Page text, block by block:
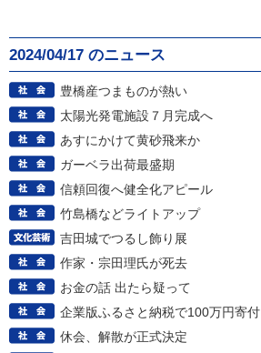
2024/04/17 のニュース
豊橋産つまものが熱い
太陽光発電施設７月完成へ
あすにかけて黄砂飛来か
ガーベラ出荷最盛期
信頼回復へ健全化アピール
竹島橋などライトアップ
吉田城でつるし飾り展
作家・宗田理氏が死去
お金の話 出たら疑って
企業版ふるさと納税で100万円寄付
休会、解散が正式決定